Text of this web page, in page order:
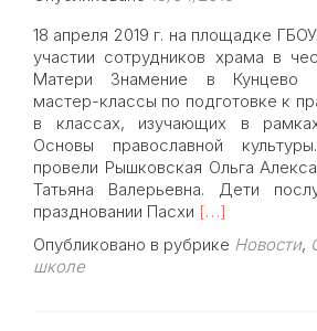
18 апреля 2019 г. на площадке
участии сотрудников храма в
Матери Знамение в Кунцево
мастер-классы по подготовке к
в классах, изучающих в
Основы православной
провели Рышковская Ольга
Татьяна Валерьевна. Дети
праздновании Пасхи Read
about
[…]
Опубликовано в рубрике Новости,
школе